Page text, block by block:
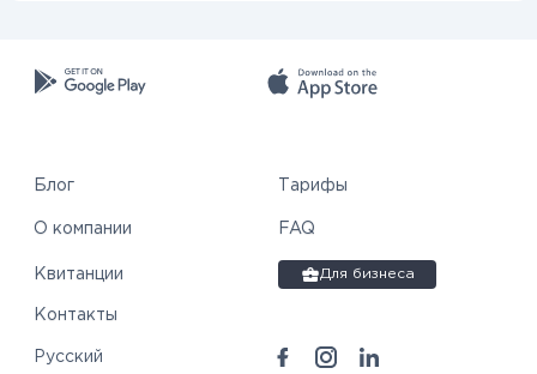
Блог Тарифы
О компании
Квитанции
FAQ
Контакты
Для бизнеса
Русский